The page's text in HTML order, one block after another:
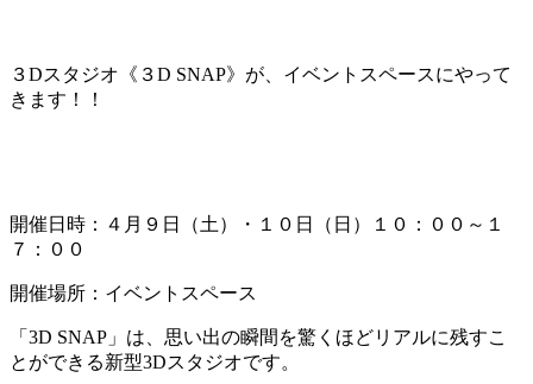
３Dスタジオ《３D SNAP》が、イベントスペースにやって
きます！！
開催日時：４月９日（土）・１０日（日）１０：００～１
７：００
開催場所：イベントスペース
「3D SNAP」は、思い出の瞬間を驚くほどリアルに残すこ
とができる新型3Dスタジオです。